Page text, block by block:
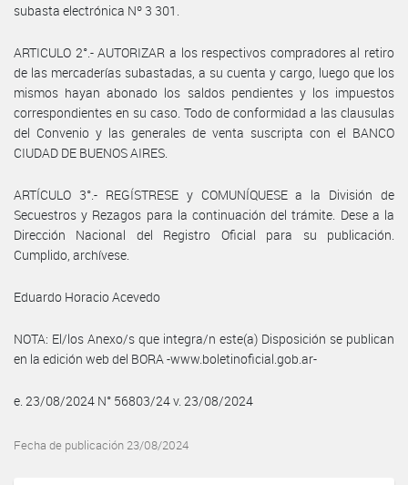
subasta electrónica Nº 3 301.
ARTICULO 2°.- AUTORIZAR a los respectivos compradores al retiro
de las mercaderías subastadas, a su cuenta y cargo, luego que los
mismos hayan abonado los saldos pendientes y los impuestos
correspondientes en su caso. Todo de conformidad a las clausulas
del Convenio y las generales de venta suscripta con el BANCO
CIUDAD DE BUENOS AIRES.
ARTÍCULO 3°.- REGÍSTRESE y COMUNÍQUESE a la División de
Secuestros y Rezagos para la continuación del trámite. Dese a la
Dirección Nacional del Registro Oficial para su publicación.
Cumplido, archívese.
Eduardo Horacio Acevedo
NOTA: El/los Anexo/s que integra/n este(a) Disposición se publican
en la edición web del BORA -www.boletinoficial.gob.ar-
e. 23/08/2024 N° 56803/24 v. 23/08/2024
Fecha de publicación 23/08/2024